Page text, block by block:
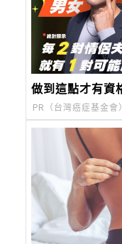
做到這點才有資
PR（台灣癌症基金會